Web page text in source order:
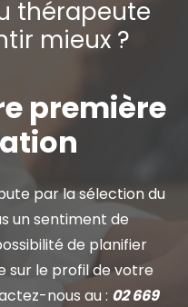
thérapeute
mieux ?
première
par la sélection du
un sentiment de
de planifier
sur le profil de votre
nous au : 02 669